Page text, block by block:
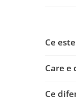
Ce
Care
Ce